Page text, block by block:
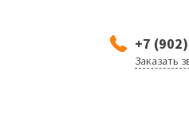
+7
Заказать